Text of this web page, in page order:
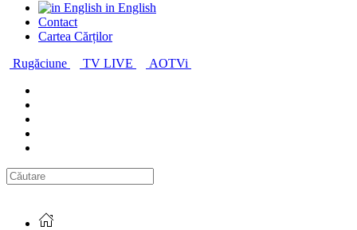
in English
Contact
Cartea Cărților
Rugăciune
TV LIVE AOTVi